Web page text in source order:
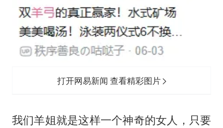
打开网易新闻 查看精彩图片
我们羊姐就是这样一个神奇的女人，只要